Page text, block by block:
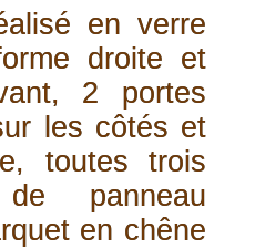
en verre
droite et
2 portes
les côtés et
toutes trois
de panneau
en chêne